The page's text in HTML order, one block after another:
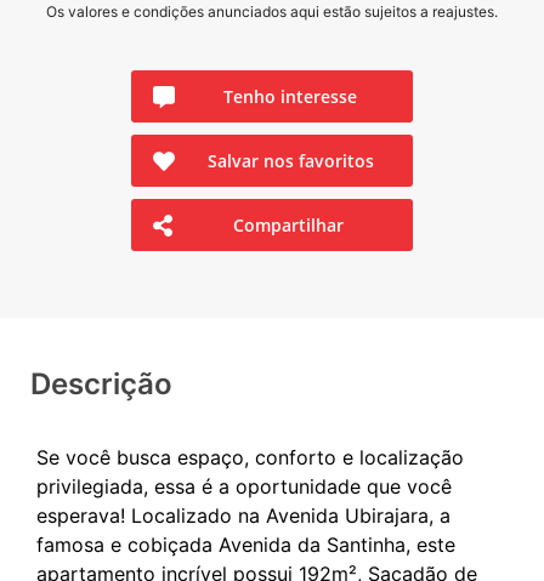
Os valores e condições anunciados aqui estão sujeitos a reajustes.
Tenho interesse
Salvar nos favoritos
Compartilhar
Descrição
Se você busca espaço, conforto e localização
privilegiada, essa é a oportunidade que você
esperava! Localizado na Avenida Ubirajara, a
famosa e cobiçada Avenida da Santinha, este
apartamento incrível possui 192m², Sacadão de